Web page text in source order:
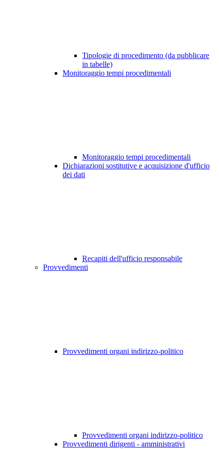
Tipologie di procedimento (da pubblicare
in tabelle)
Monitoraggio tempi procedimentali
Monitoraggio tempi procedimentali
Dichiarazioni sostitutive e acquisizione d'ufficio
dei dati
Recapiti dell'ufficio responsabile
Provvedimenti
Provvedimenti organi indirizzo-politico
Provvedimenti organi indirizzo-politico
Provvedimenti dirigenti - amministrativi